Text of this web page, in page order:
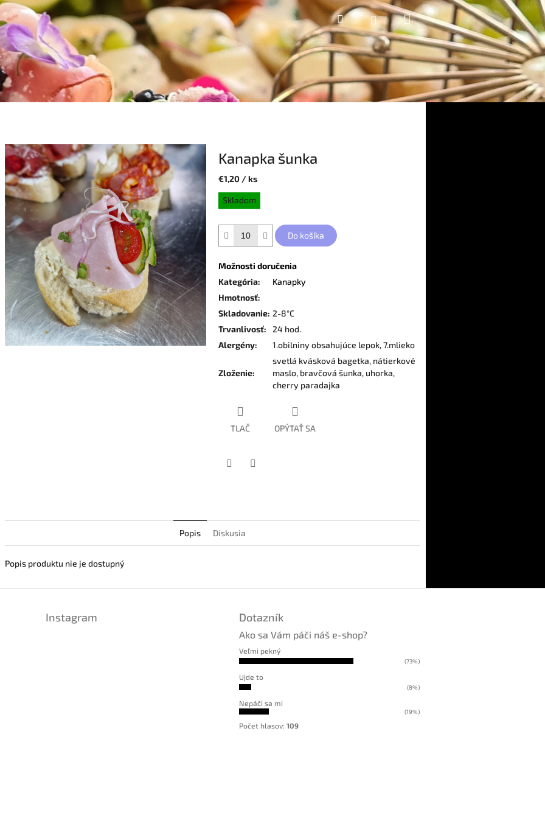
HľadaťPrihlásenieNákupný
košík
Kanapka šunka
€1,20 / ks
Jednotková
cena:
Skladom
Do košíka
Možnosti doručenia
Kategória:
Kanapky
Hmotnosť:
Skladovanie: 2-8°C
Trvanlivosť:
24 hod.
Alergény: 1.obilniny obsahujúce lepok, 7.mlieko
Zloženie:
svetlá kvásková bagetka, nátierkové
maslo, bravčová šunka, uhorka,
cherry paradajka
TLAČ OPÝTAŤ SA
Popis Diskusia
Popis produktu nie je dostupný
Instagram Dotazník
Ako sa Vám páči náš e-shop?
Veľmi pekný
(73%)
Ujde to
(8%)
Nepáči sa mi
(19%)
Počet hlasov: 109